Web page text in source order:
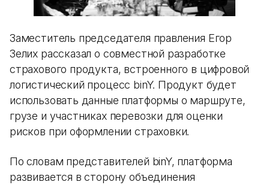
Заместитель председателя правления Егор
Зелих рассказал о совместной разработке
страхового продукта, встроенного в цифровой
логистический процесс binY. Продукт будет
использовать данные платформы о маршруте,
грузе и участниках перевозки для оценки
рисков при оформлении страховки.
По словам представителей binY, платформа
развивается в сторону объединения